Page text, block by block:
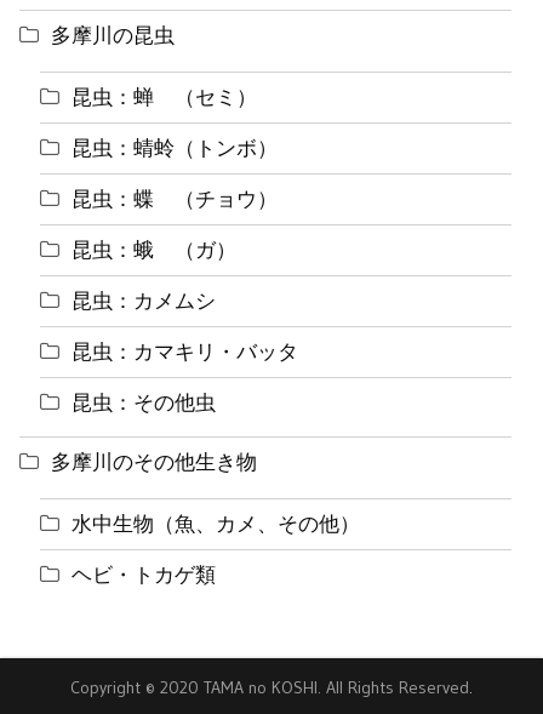
多摩川の昆虫
昆虫：蝉 （セミ）
昆虫：蜻蛉（トンボ）
昆虫：蝶 （チョウ）
昆虫：蛾 （ガ）
昆虫：カメムシ
昆虫：カマキリ・バッタ
昆虫：その他虫
多摩川のその他生き物
水中生物（魚、カメ、その他）
ヘビ・トカゲ類
Copyright © 2020 TAMA no KOSHI. All Rights Reserved.